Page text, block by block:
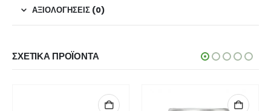
ΑΞΙΟΛΟΓΉΣΕΙΣ (0)
ΣΧΕΤΙΚΆ ΠΡΟΪΌΝΤΑ